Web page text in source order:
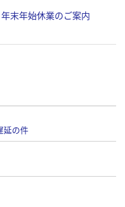
年末年始休業のご案内
延の件